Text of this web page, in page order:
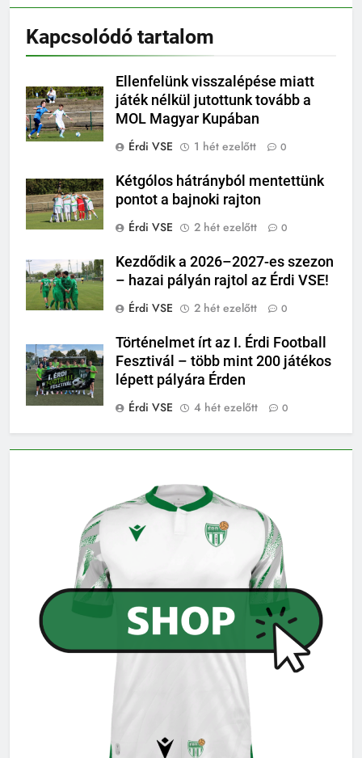
Kapcsolódó tartalom
Ellenfelünk visszalépése miatt
játék nélkül jutottunk tovább a
MOL Magyar Kupában
Érdi VSE
1 hét ezelőtt 0
Kétgólos hátrányból mentettünk
pontot a bajnoki rajton
Érdi VSE
2 hét ezelőtt 0
Kezdődik a 2026–2027-es szezon
– hazai pályán rajtol az Érdi VSE!
Érdi VSE
2 hét ezelőtt 0
Történelmet írt az I. Érdi Football
Fesztivál – több mint 200 játékos
lépett pályára Érden
Érdi VSE
4 hét ezelőtt 0